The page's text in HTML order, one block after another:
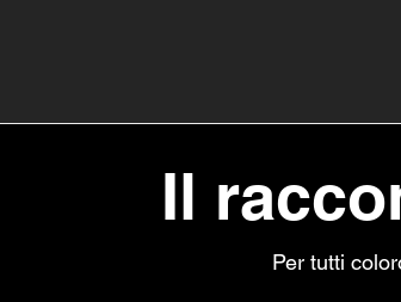
Il
Per tutti